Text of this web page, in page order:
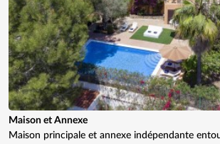
Maison et Annexe
Maison principale et annexe indépendante